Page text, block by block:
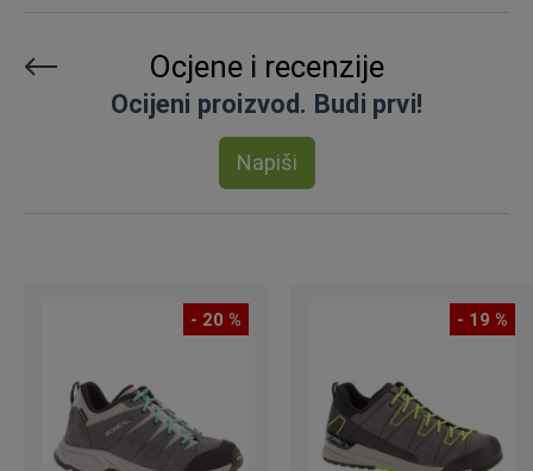
Ocjene i recenzije
Ocijeni proizvod. Budi prvi!
Napiši
- 20 % - 19 %